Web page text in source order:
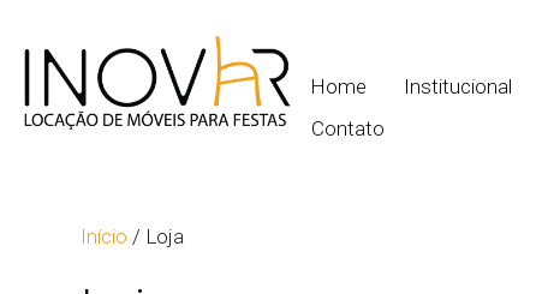
Home Institucional
Contato
Início / Loja